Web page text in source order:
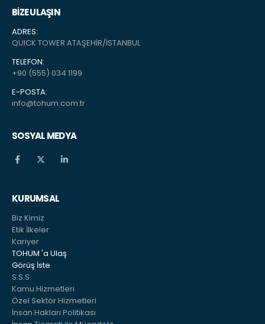
BİZE ULAŞIN
ADRES:
QUICK TOWER ATAŞEHİR/İSTANBUL
TELEFON:
+90 (555) 034 1199
E-POSTA:
info@tohum.com.tr
SOSYAL MEDYA
KURUMSAL
Biz Kimiz
Etik İlkeler
Kariyer
TOHUM 'a Ulaş
Görüş İste
S.S.S
Kamu Hizmetleri
Özel Sektör Hizmetleri
İnsan Hakları Politikası